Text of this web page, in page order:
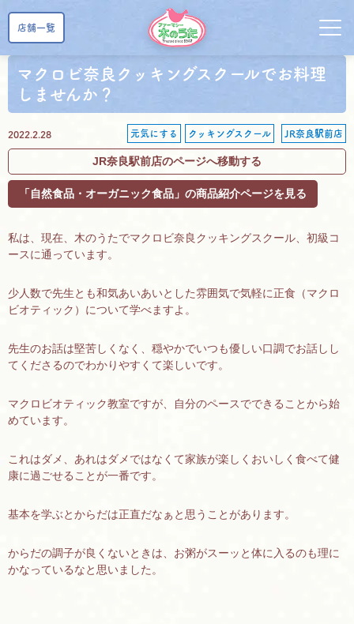
店舗一覧
マクロビ奈良クッキングスクールでお料理
しませんか？
2022.2.28 元気にする クッキングスクール JR奈良駅前店
JR奈良駅前店のページへ移動する
「自然食品・オーガニック食品」の商品紹介ページを見る
私は、現在、木のうたでマクロビ奈良クッキングスクール、初級コ
ースに通っています。
少人数で先生とも和気あいあいとした雰囲気で気軽に正食（マクロ
ビオティック）について学べますよ。
先生のお話は堅苦しくなく、穏やかでいつも優しい口調でお話しし
てくださるのでわかりやすくて楽しいです。
マクロビオティック教室ですが、自分のペースでできることから始
めています。
これはダメ、あれはダメではなくて家族が楽しくおいしく食べて健
康に過ごせることが一番です。
基本を学ぶとからだは正直だなぁと思うことがあります。
からだの調子が良くないときは、お粥がスーッと体に入るのも理に
かなっているなと思いました。